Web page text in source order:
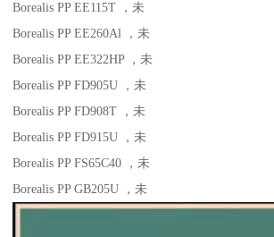
Borealis PP EE115T
，未
Borealis PP EE260Al
，未
Borealis PP EE322HP
，未
Borealis PP FD905U
，未
Borealis PP FD908T
，未
Borealis PP FD915U
，未
Borealis PP FS65C40
，未
Borealis PP GB205U
，未